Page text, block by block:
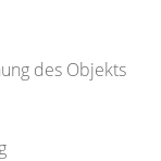
des Objekts